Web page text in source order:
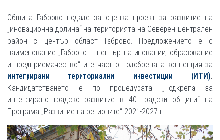
Община Габрово подаде за оценка проект за развитие на
„иновационна долина“ на територията на Северен централен
район с център област Габрово. Предложението е с
наименование „Габрово – център на иновации, образование
и предприемачество“ и е част от одобрената концепция за
интегрирани териториални инвестиции
(ИТИ).
Кандидатстването е по процедурата „Подкрепа за
интегрирано градско развитие в 40 градски общини“ на
Програма „Развитие на регионите“ 2021-2027 г.